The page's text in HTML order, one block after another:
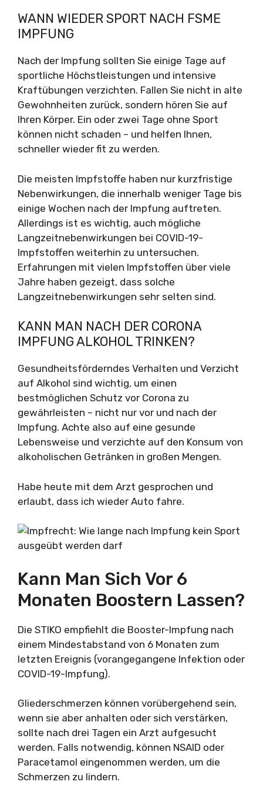
WANN WIEDER SPORT NACH FSME
IMPFUNG
Nach der Impfung sollten Sie einige Tage auf
sportliche Höchstleistungen und intensive
Kraftübungen verzichten. Fallen Sie nicht in alte
Gewohnheiten zurück, sondern hören Sie auf
Ihren Körper. Ein oder zwei Tage ohne Sport
können nicht schaden – und helfen Ihnen,
schneller wieder fit zu werden.
Die meisten Impfstoffe haben nur kurzfristige
Nebenwirkungen, die innerhalb weniger Tage bis
einige Wochen nach der Impfung auftreten.
Allerdings ist es wichtig, auch mögliche
Langzeitnebenwirkungen bei COVID-19-
Impfstoffen weiterhin zu untersuchen.
Erfahrungen mit vielen Impfstoffen über viele
Jahre haben gezeigt, dass solche
Langzeitnebenwirkungen sehr selten sind.
KANN MAN NACH DER CORONA
IMPFUNG ALKOHOL TRINKEN?
Gesundheitsförderndes Verhalten und Verzicht
auf Alkohol sind wichtig, um einen
bestmöglichen Schutz vor Corona zu
gewährleisten – nicht nur vor und nach der
Impfung. Achte also auf eine gesunde
Lebensweise und verzichte auf den Konsum von
alkoholischen Getränken in großen Mengen.
Habe heute mit dem Arzt gesprochen und
erlaubt, dass ich wieder Auto fahre.
Kann Man Sich Vor 6
Monaten Boostern Lassen?
Die STIKO empfiehlt die Booster-Impfung nach
einem Mindestabstand von 6 Monaten zum
letzten Ereignis (vorangegangene Infektion oder
COVID-19-Impfung).
Gliederschmerzen können vorübergehend sein,
wenn sie aber anhalten oder sich verstärken,
sollte nach drei Tagen ein Arzt aufgesucht
werden. Falls notwendig, können NSAID oder
Paracetamol eingenommen werden, um die
Schmerzen zu lindern.